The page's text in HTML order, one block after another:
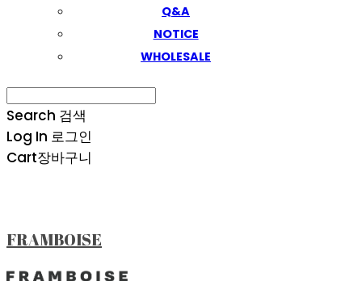
Q&A
NOTICE
WHOLESALE
Search 검색
Log In 로그인
Cart장바구니
FRAMBOISE